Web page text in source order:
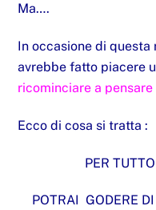
Ma….
In occasione di questa
avrebbe fatto piacere
ricominciare a pensare
Ecco di cosa si tratta :
PER
POTRAI GODERE